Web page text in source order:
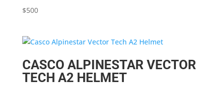
$500
CASCO ALPINESTAR VECTOR
TECH A2 HELMET